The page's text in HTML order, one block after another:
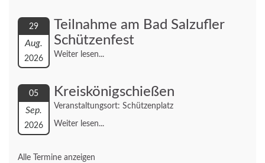
29
Aug.
2026
Teilnahme am Bad Salzufler
Schützenfest
Weiter lesen...
05
Sep.
2026
Kreiskönigschießen
Veranstaltungsort: Schützenplatz
Weiter lesen...
Alle Termine anzeigen